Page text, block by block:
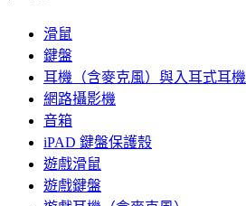
滑鼠
鍵盤
耳機（含麥克風）與入耳式耳機
網路攝影機
音箱
iPAD 鍵盤保護殼
遊戲滑鼠
遊戲鍵盤